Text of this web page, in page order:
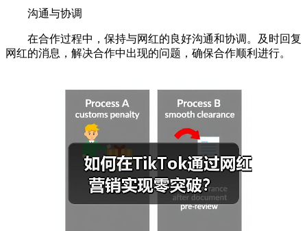
沟通与协调
在合作过程中，保持与网红的良好沟通和协调。及时回复
网红的消息，解决合作中出现的问题，确保合作顺利进行。